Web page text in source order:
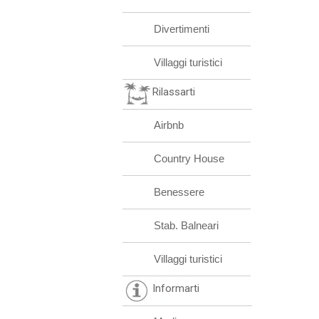
Divertimenti
Villaggi turistici
Rilassarti
Airbnb
Country House
Benessere
Stab. Balneari
Villaggi turistici
Informarti